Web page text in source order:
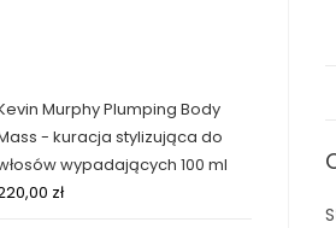
Murphy Plumping Body
- kuracja stylizująca do
wypadających 100 ml
zł